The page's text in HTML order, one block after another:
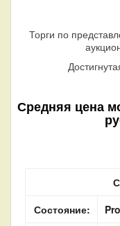
Торги по
Средняя цена
Состояние: